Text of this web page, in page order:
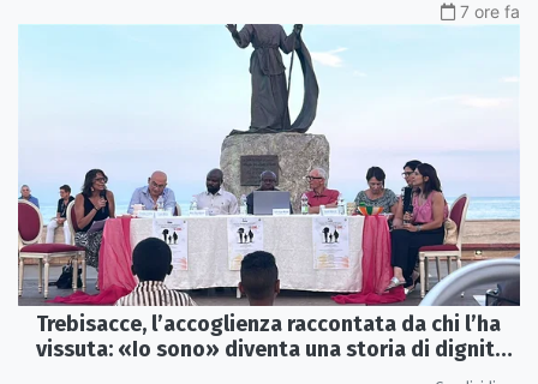
7 ore fa
Trebisacce, l’accoglienza raccontata da chi l’ha
vissuta: «Io sono» diventa una storia di dignità